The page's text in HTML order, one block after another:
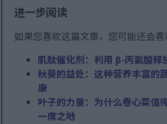
进一步阅读
如果您喜欢这篇文章，您可能还会喜
肌肽催化剂：利用 β-丙氨酸释
秋葵的益处：这种营养丰富的
康
叶子的力量：为什么卷心菜值
一席之地